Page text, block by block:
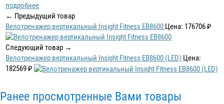
подробнее
← Предыдущий товар
Велотренажер вертикальный Insight Fitness EB8600 Цена: 176706 ₽
Следующий товар →
Велотренажер вертикальный Insight Fitness EB8600 (LED) Цена:
182569 ₽
Ранее просмотренные Вами товары